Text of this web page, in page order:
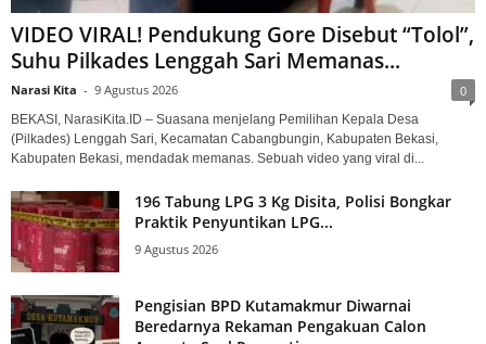
VIDEO VIRAL! Pendukung Gore Disebut “Tolol”,
Suhu Pilkades Lenggah Sari Memanas...
Narasi Kita - 9 Agustus 2026 0
BEKASI, NarasiKita.ID – Suasana menjelang Pemilihan Kepala Desa
(Pilkades) Lenggah Sari, Kecamatan Cabangbungin, Kabupaten Bekasi,
Kabupaten Bekasi, mendadak memanas. Sebuah video yang viral di...
196 Tabung LPG 3 Kg Disita, Polisi Bongkar
Praktik Penyuntikan LPG...
9 Agustus 2026
Pengisian BPD Kutamakmur Diwarnai
Beredarnya Rekaman Pengakuan Calon